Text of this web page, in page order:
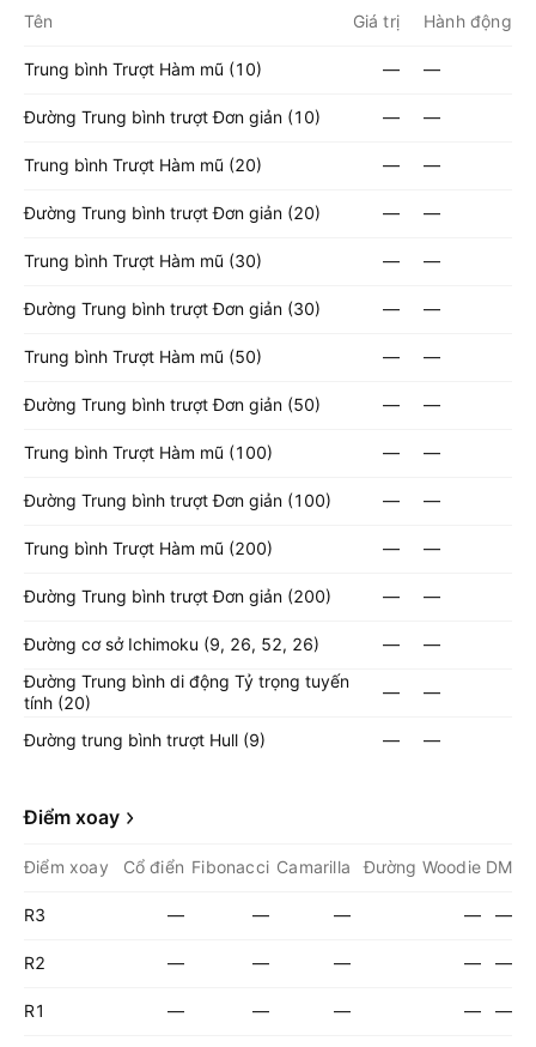
Tên Giá trị Hành động
Trung bình Trượt Hàm mũ (10) — —
Đường Trung bình trượt Đơn giản (10) — —
Trung bình Trượt Hàm mũ (20) — —
Đường Trung bình trượt Đơn giản (20) — —
Trung bình Trượt Hàm mũ (30) — —
Đường Trung bình trượt Đơn giản (30) — —
Trung bình Trượt Hàm mũ (50) — —
Đường Trung bình trượt Đơn giản (50) — —
Trung bình Trượt Hàm mũ (100) — —
Đường Trung bình trượt Đơn giản (100) — —
Trung bình Trượt Hàm mũ (200) — —
Đường Trung bình trượt Đơn giản (200) — —
Đường cơ sở Ichimoku (9, 26, 52, 26) —
—
Đường Trung bình di động Tỷ trọng tuyến
tính (20)
— —
Đường trung bình trượt Hull (9) — —
Điểm xoay
Điểm xoay Cổ điển Fibonacci Camarilla Đường Woodie DM
R3 — — — — —
R2 — — — — —
R1 — — — — —